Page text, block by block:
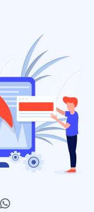
WhatsApp